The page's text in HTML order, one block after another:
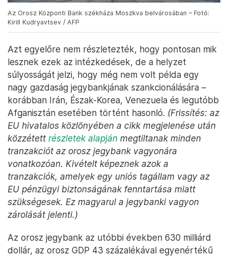
Az Orosz Központi Bank székháza Moszkva belvárosában – Fotó:
Kirill Kudryavtsev / AFP
Azt egyelőre nem részletezték, hogy pontosan mik
lesznek ezek az intézkedések, de a helyzet
súlyosságát jelzi, hogy még nem volt példa egy
nagy gazdaság jegybankjának szankcionálására –
korábban Irán, Észak-Korea, Venezuela és legutóbb
Afganisztán esetében történt hasonló. (Frissítés: az
EU hivatalos közlönyében a cikk megjelenése után
közzétett részletek alapján megtiltanak minden
tranzakciót az orosz jegybank vagyonára
vonatkozóan. Kivételt képeznek azok a
tranzakciók, amelyek egy uniós tagállam vagy az
EU pénzügyi biztonságának fenntartása miatt
szükségesek. Ez magyarul a jegybanki vagyon
zárolását jelenti.)
Az orosz jegybank az utóbbi években 630 milliárd
dollár, az orosz GDP 43 százalékával egyenértékű